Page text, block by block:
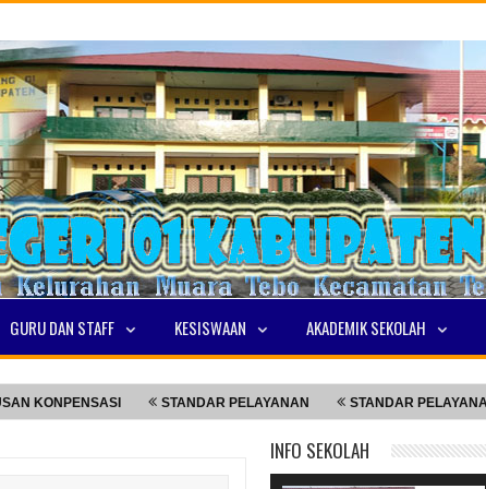
GURU DAN STAFF KESISWAAN AKADEMIK SEKOLAH
STANDAR PELAYANAN STANDAR PELAYANAN
INFO SEKOLAH